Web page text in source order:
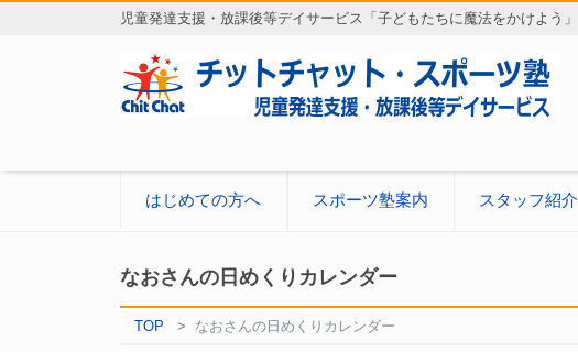
児童発達支援・放課後等デイサービス「子どもたちに魔法をかけよう」
はじめての方へ スポーツ塾案内 スタッフ紹介
なおさんの日めくりカレンダー
TOP なおさんの日めくりカレンダー